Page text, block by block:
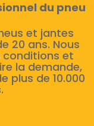
du pneu
et jantes
20 ans. Nous
et
la demande,
plus de 10.000